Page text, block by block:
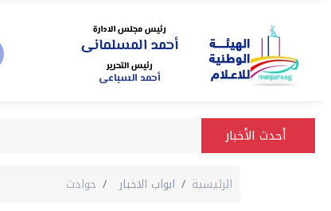
أحدث الأخبار
الرئيسية ابواب الاخبار حوادث